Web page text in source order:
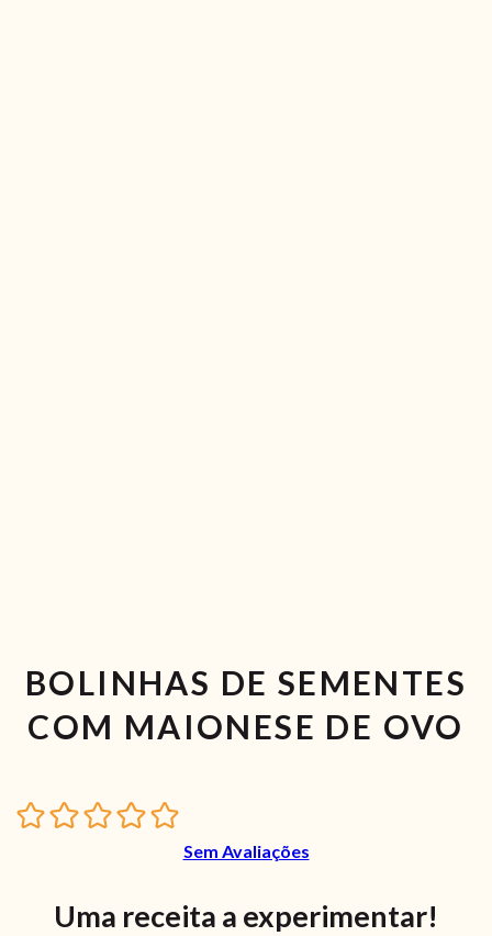
BOLINHAS DE SEMENTES
COM MAIONESE DE OVO
Sem Avaliações
Uma receita a experimentar!